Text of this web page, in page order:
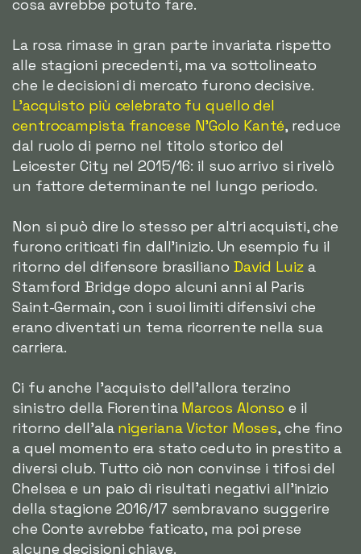
cosa avrebbe potuto fare.
La rosa rimase in gran parte invariata rispetto
alle stagioni precedenti, ma va sottolineato
che le decisioni di mercato furono decisive.
L'acquisto più celebrato fu quello del
centrocampista francese N'Golo Kanté, reduce
dal ruolo di perno nel titolo storico del
Leicester City nel 2015/16: il suo arrivo si rivelò
un fattore determinante nel lungo periodo.
Non si può dire lo stesso per altri acquisti, che
furono criticati fin dall'inizio. Un esempio fu il
ritorno del difensore brasiliano David Luiza
Stamford Bridge dopo alcuni anni al Paris
Saint-Germain, con i suoi limiti difensivi che
erano diventati un tema ricorrente nella sua
carriera.
Ci fu anche l'acquisto dell'allora terzino
sinistro della Fiorentina Marcos Alonso e il
ritorno dell'ala nigeriana Victor Moses, che fino
a quel momento era stato ceduto in prestito a
diversi club. Tutto ciò non convinse i tifosi del
Chelsea e un paio di risultati negativi all'inizio
della stagione 2016/17 sembravano suggerire
che Conte avrebbe faticato, ma poi prese
alcune decisioni chiave.